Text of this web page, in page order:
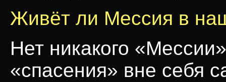
Живёт ли Мессия в
Нет никакого
«спасения» вне себя